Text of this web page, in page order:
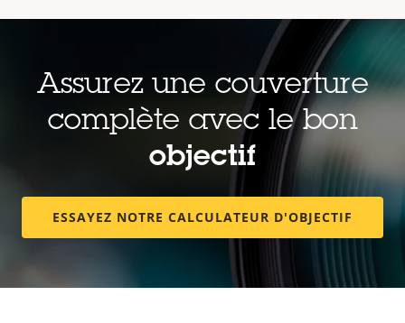
Assurez une couverture
complète avec le bon
objectif
ESSAYEZ NOTRE CALCULATEUR D'OBJECTIF